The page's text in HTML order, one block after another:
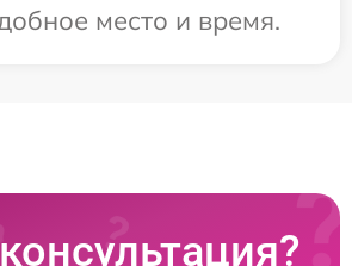
место и время.